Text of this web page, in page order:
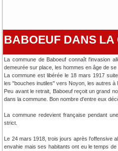
BABOEUF DANS LA
La commune de Baboeuf connaît l'invasion
demeurée sur place, les hommes en âge de
La commune est libérée le 18 mars 1917
les "bouches inutiles" vers Noyon, les autres à
Peu avant le retrait, Baboeuf reçoit un grand
dans la commune. Bon nombre d'entre eux
La commune redevient française pendant
strict.
Le 24 mars 1918, trois jours après l'offensive
envahie mais ses habitants ont eu le temps